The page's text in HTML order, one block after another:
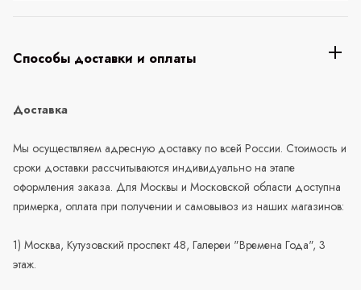
Способы доставки и оплаты
Доставка
Мы осуществляем адресную доставку по всей России. Стоимость и
сроки доставки рассчитываются индивидуально на этапе
оформления заказа. Для Москвы и Московской области доступна
примерка, оплата при получении и самовывоз из наших магазинов:
1) Москва, Кутузовский проспект 48, Галереи "Времена Года", 3
этаж.